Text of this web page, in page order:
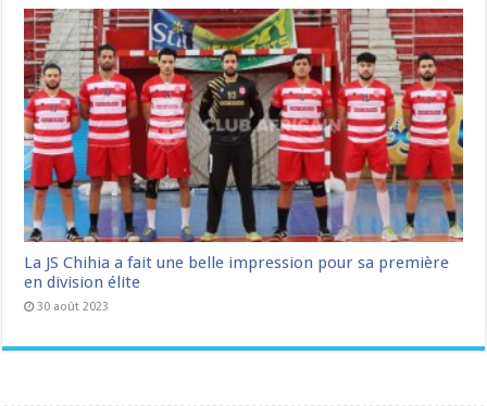
La JS Chihia a fait une belle impression pour sa première
en division élite
30 août 2023